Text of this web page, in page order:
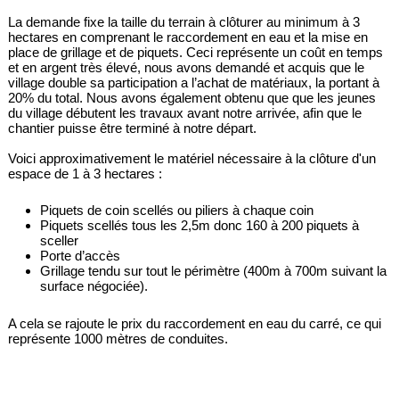
La demande fixe la taille du terrain à clôturer au minimum à 3
hectares en comprenant le raccordement en eau et la mise en
place de grillage et de piquets. Ceci représente un coût en temps
et en argent très élevé, nous avons demandé et acquis que le
village double sa participation a l’achat de matériaux, la portant à
20% du total. Nous avons également obtenu que que les jeunes
du village débutent les travaux avant notre arrivée, afin que le
chantier puisse être terminé à notre départ.
Voici approximativement le matériel nécessaire à la clôture d'un
espace de 1 à 3 hectares :
Piquets de coin scellés ou piliers à chaque coin
Piquets scellés tous les 2,5m donc 160 à 200 piquets à
sceller
Porte d’accès
Grillage tendu sur tout le périmètre (400m à 700m suivant la
surface négociée).
A cela se rajoute le prix du raccordement en eau du carré, ce qui
représente 1000 mètres de conduites.